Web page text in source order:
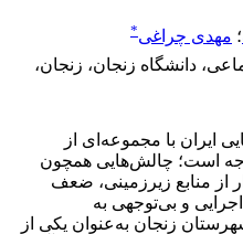
؛ مهدی چراغی*
دانشگاه زنجان، زنجان،
ایران با مجموعه‌ای از
است؛ چالش‌هایی همچون
از منابع زیرزمینی، ضعف
و بی‌توجهی به
زنجان به‌عنوان یکی از